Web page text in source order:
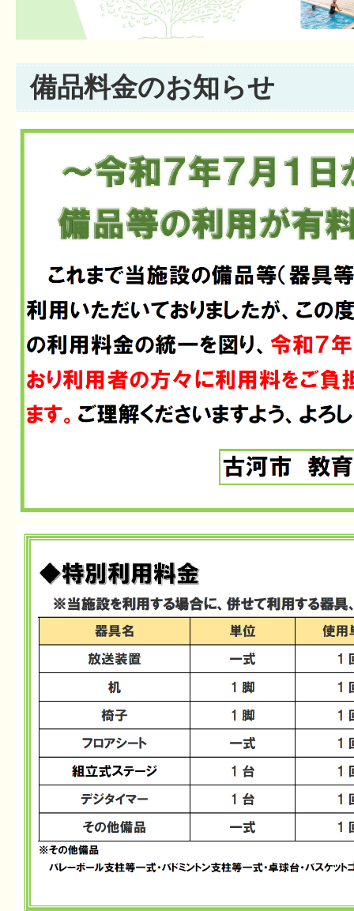
備品料金のお知らせ